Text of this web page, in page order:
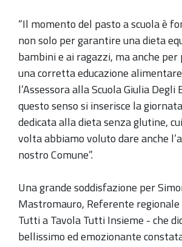
“Il momento del pasto a scuola è
non solo per garantire una dieta
bambini e ai ragazzi, ma anche
una corretta educazione
l’Assessora alla Scuola Giulia Degli
questo senso si inserisce la
dedicata alla dieta senza glutine,
volta abbiamo voluto dare anche
nostro Comune”.
Una grande soddisfazione per
Mastromauro, Referente
Tutti a Tavola Tutti Insieme - che
bellissimo ed emozionante